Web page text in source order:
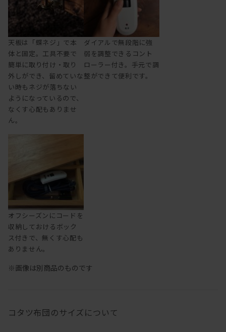
天板は「蝶ネジ」で本
体と固定。工具不要で
簡単に取り付け・取り
外しができ、留めていな
い時もネジが落ちない
ようになっているので、
なくす心配もありませ
ん。
ダイアルで無段階に強
弱を調整できるコント
ローラー付き。手元で調
整ができて便利です。
オフシーズンにコードを
収納しておけるボック
ス付きで、無くす心配も
ありません。
※画像は別商品のものです
コタツ布団のサイズについて